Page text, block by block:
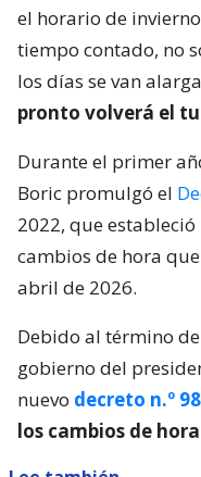
el horario de
tiempo contado, no
los días se van
pronto volverá el
Durante el primer
Boric promulgó el
2022, que
cambios de hora
abril de 2026.
Debido al término
gobierno del
nuevo decreto n.º 98
los cambios de